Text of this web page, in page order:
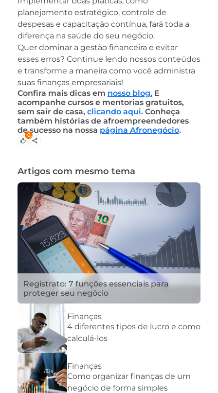
planejamento estratégico, controle de
despesas e capacitação contínua, fará toda a
diferença na saúde do seu negócio.
Quer dominar a gestão financeira e evitar
esses erros? Continue lendo nossos conteúdos
e transforme a maneira como você administra
suas finanças empresariais!
Confira mais dicas em nosso blog. E
acompanhe cursos e mentorias gratuitos,
sem sair de casa, clicando aqui. Conheça
também histórias de afroempreendedores
de sucesso na nossa página Afronegócio.
0
Artigos com mesmo tema
Registrato: 7 funções essenciais para
proteger seu negócio
Finanças
4 diferentes tipos de lucro e como
calculá-los
Finanças
Como organizar finanças de um
negócio de forma simples